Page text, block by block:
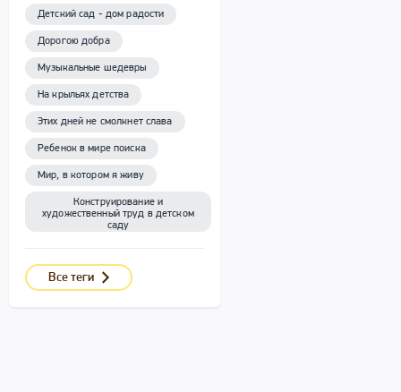
Детский сад - дом радости
Дорогою добра
Музыкальные шедевры
На крыльях детства
Этих дней не смолкнет слава
Ребенок в мире поиска
Мир, в котором я живу
Конструирование и
художественный труд в детском
саду
Все теги